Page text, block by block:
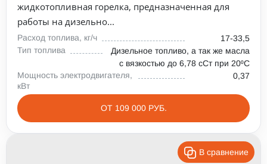
жидкотопливная горелка, предназначенная для
работы на дизельно...
Расход топлива, кг/ч
17-33,5
Тип топлива
Дизельное топливо, а так же масла
с вязкостью до 6,78 сСт при 20⁰С
Мощность электродвигателя,
кВт
0,37
ОТ 109 000 РУБ.
В сравнение